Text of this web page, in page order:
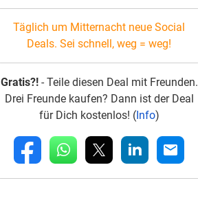
Täglich um Mitternacht neue Social
Deals. Sei schnell, weg = weg!
Gratis?!- Teile diesen Deal mit Freunden.
Drei Freunde kaufen? Dann ist der Deal
für Dich kostenlos! (Info)
fb whatsapp linkedin mail